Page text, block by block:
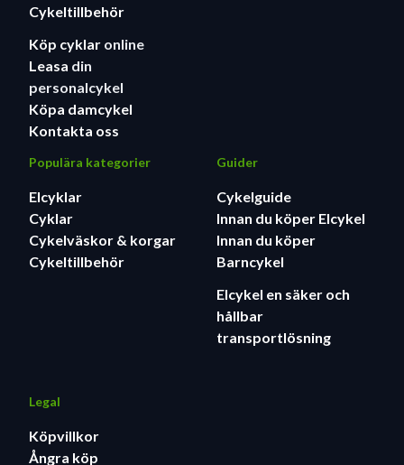
Cykeltillbehör
Köp cyklar online
Leasa din
personalcykel
Köpa damcykel
Kontakta oss
Populära kategorier
Elcyklar
Cyklar
Cykelväskor & korgar
Cykeltillbehör
Guider
Cykelguide
Innan du köper Elcykel
Innan du köper
Barncykel
Elcykel en säker och
hållbar
transportlösning
Legal
Köpvillkor
Ångra köp